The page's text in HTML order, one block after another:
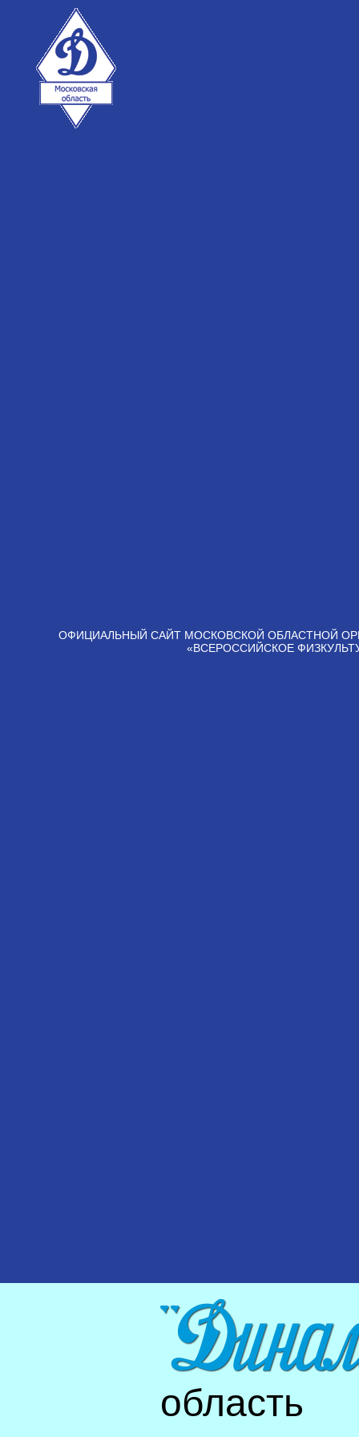
ОФИЦИАЛЬНЫЙ САЙТ МОСКОВСКОЙ ОБЛАСТНОЙ
«ВСЕРОССИЙСКОЕ
область